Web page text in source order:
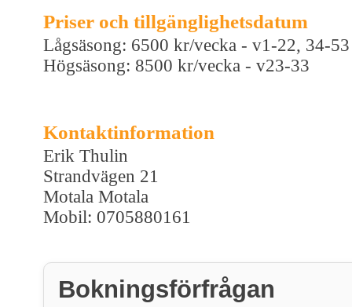
Priser och tillgänglighetsdatum
Lågsäsong: 6500 kr/vecka - v1-22, 34-53
Högsäsong: 8500 kr/vecka - v23-33
Kontaktinformation
Erik Thulin
Strandvägen 21
Motala Motala
Mobil: 0705880161
Bokningsförfrågan